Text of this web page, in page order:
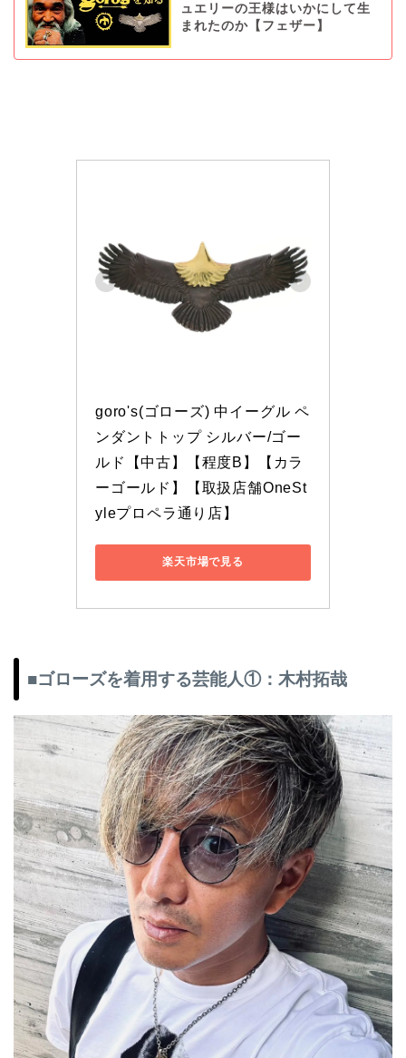
ュエリーの王様はいかにして生
まれたのか【フェザー】
goro's(ゴローズ) 中イーグル ペ
ンダントトップ シルバー/ゴー
ルド【中古】【程度B】【カラ
ーゴールド】【取扱店舗OneSt
yleプロペラ通り店】
楽天市場で見る
■ゴローズを着用する芸能人①：木村拓哉